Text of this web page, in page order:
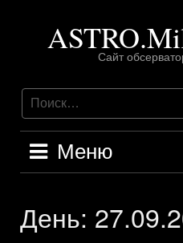
содержимому
Сайт
Меню
День: